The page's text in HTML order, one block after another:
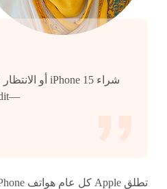
شراء iPhone 15 أو الانتظار لـ iPhone 16، أيهما الأفضل؟
—Reddit
تطلق Apple كل عام هواتف iPhone جديدة. مقارنات